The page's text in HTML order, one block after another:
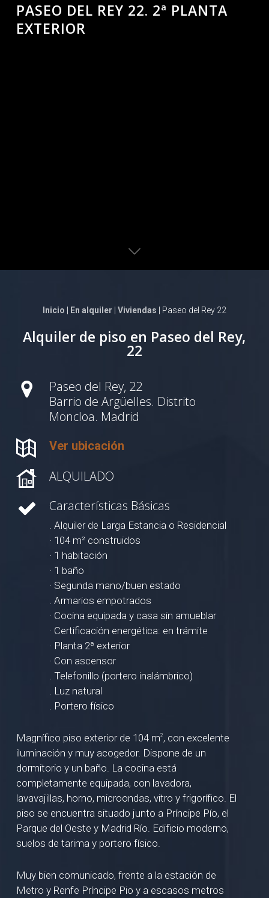
PASEO DEL REY 22. 2ª PLANTA
EXTERIOR
Inicio En alquiler Viviendas | Paseo del Rey 22
Alquiler de piso en Paseo del Rey,
22
Paseo del Rey, 22
Barrio de Argüelles. Distrito
Moncloa. Madrid
Ver ubicación
ALQUILADO
Características Básicas
. Alquiler de Larga Estancia o Residencial
· 104 m² construidos
· 1 habitación
· 1 baño
· Segunda mano/buen estado
. Armarios empotrados
· Cocina equipada y casa sin amueblar
· Certificación energética: en trámite
· Planta 2ª exterior
· Con ascensor
. Telefonillo (portero inalámbrico)
. Luz natural
. Portero físico
Magnífico piso exterior de 104 m2 , con excelente
iluminación y muy acogedor. Dispone de un
dormitorio y un baño. La cocina está
completamente equipada, con lavadora,
lavavajillas, horno, microondas, vitro y frigorífico. El
piso se encuentra situado junto a Príncipe Pío, el
Parque del Oeste y Madrid Río. Edificio moderno,
suelos de tarima y portero físico.
Muy bien comunicado, frente a la estación de
Metro y Renfe Príncipe Pio y a escasos metros